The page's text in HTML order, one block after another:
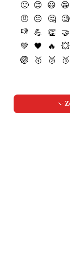
🙂 😊 😃 😁
🤨
😐 🤔 🧐
👎
💪 👏 🤝
💚
🖤 🔥 💥
🏐
🥇 🥈 🥉